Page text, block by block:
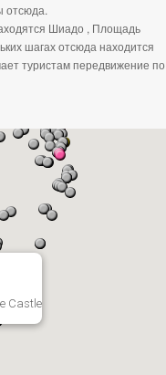
отсюда.
Шиадо , Площадь
шагах отсюда находится
туристам передвижение по
Castle